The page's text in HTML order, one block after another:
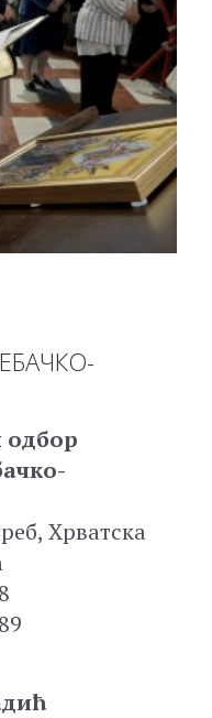
одбор
Хрватска